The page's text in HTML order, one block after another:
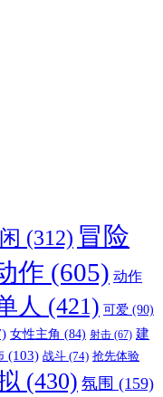
(312) 冒险
作 (605) 动作
人 (421) 可爱 (90)
女性主角 (84) 射击 (67) 建
(103) 战斗 (74) 抢先体验
(430) 氛围 (159)